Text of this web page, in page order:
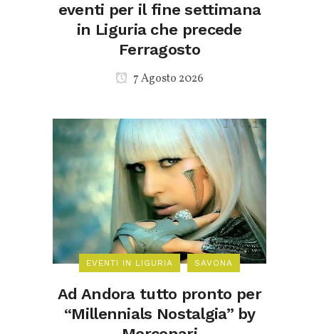
eventi per il fine settimana
in Liguria che precede
Ferragosto
7 Agosto 2026
EVENTI IN LIGURIA SAVONA
Ad Andora tutto pronto per
“Millennials Nostalgia” by